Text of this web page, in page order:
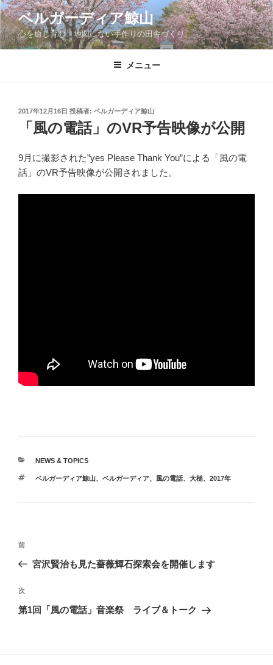
コ
ン
テ
ン
ベルガーディア鯨山
心を癒し育む、地図にない手作りの田舎づくり。
メニュー
投
2017年12月16日 投稿者: ベルガーディア鯨山
「風の電話」のVR予告映像が公開
9月に撮影された”yes Please Thank You”による「風の電
話」のVR予告映像が公開されました。
カ
ゴ
NEWS & TOPICS
タ
ベルガーディア鯨山、 ベルガーディア、 風の電話、 大槌、 2017年
投
ビ
ゲ
前
の
稿
前
宮沢賢治も見た薔薇輝石探索会を開催します
次
の
次
第1回「風の電話」音楽祭 ライブ＆トーク